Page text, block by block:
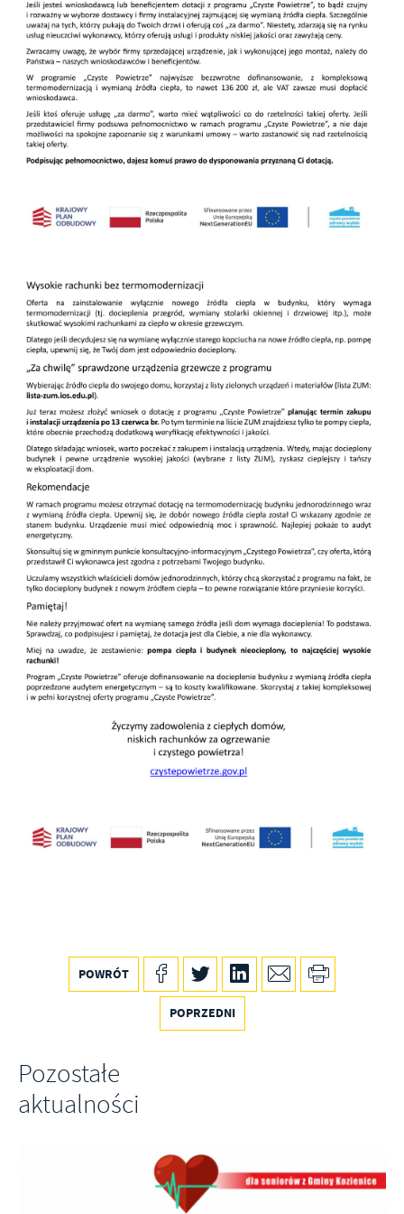
POWRÓT
POPRZEDNI
Pozostałe
aktualności
Firmy te działają w charakterze pośredników prezentujących nasze
treści w postaci wiadomości, ofert, komunikatów mediów
społecznościowych.